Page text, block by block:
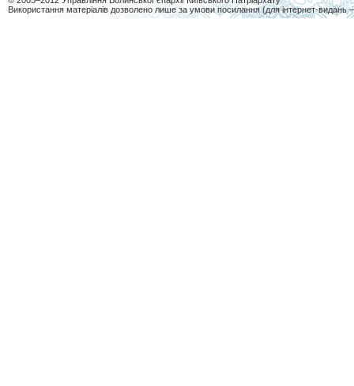
Використання матеріалів дозволено лише за умови посилання (для інтернет-видань